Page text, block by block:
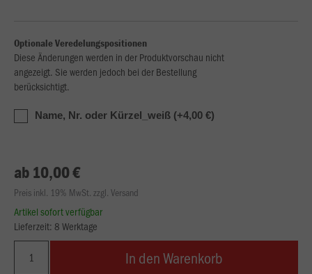
Optionale Veredelungspositionen
Diese Änderungen werden in der Produktvorschau nicht
angezeigt. Sie werden jedoch bei der Bestellung
berücksichtigt.
Name, Nr. oder Kürzel_weiß (+4,00 €)
ab 10,00 €
Preis inkl. 19% MwSt. zzgl. Versand
Artikel sofort verfügbar
Lieferzeit: 8 Werktage
In den Warenkorb